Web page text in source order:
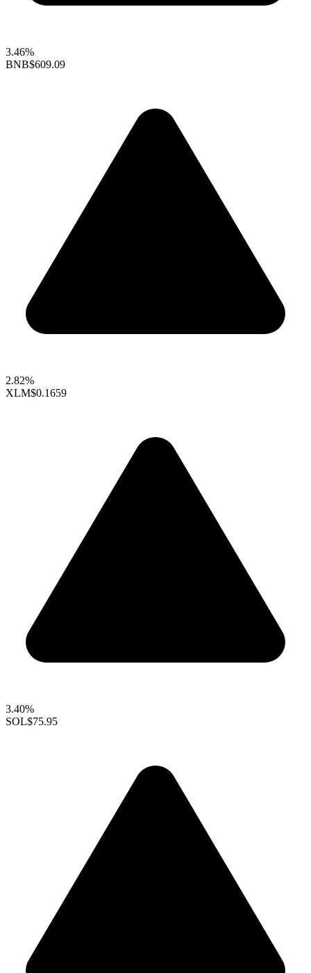
3.46%
BNB$609.09
2.82%
XLM$0.1659
3.40%
SOL$75.95